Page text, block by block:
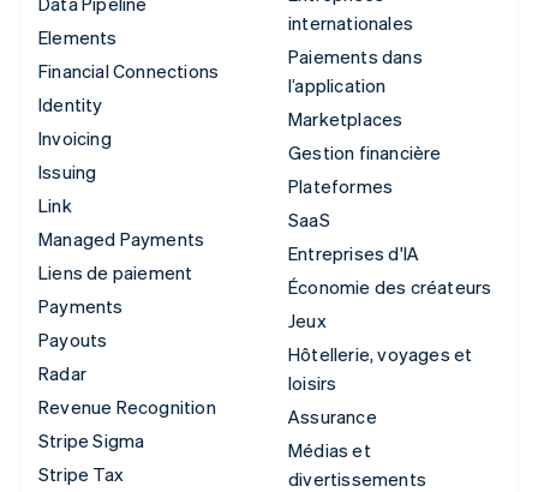
Elements
Financial Connections
Identity
Invoicing
Issuing
Link
Managed Payments
Liens de paiement
Payments
Payouts
Radar
Revenue Recognition
Stripe Sigma
Stripe Tax
internationales
Paiements dans
l’application
Marketplaces
Gestion financière
Plateformes
SaaS
Entreprises d'IA
Économie des créateurs
Jeux
Hôtellerie, voyages et
loisirs
Assurance
Médias et
divertissements